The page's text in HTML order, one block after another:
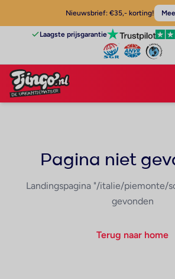
Nieuwsbrief: €35,- korting!
Laagste prijsgarantie
Pagina niet
Landingspagina "/italie/piemonte/
gevonden
Terug naar home